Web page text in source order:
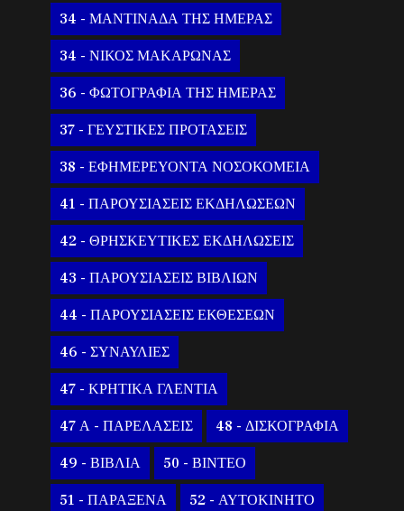
34 - ΜΑΝΤΙΝΑΔΑ ΤΗΣ ΗΜΕΡΑΣ
34 - ΝΙΚΟΣ ΜΑΚΑΡΩΝΑΣ
36 - ΦΩΤΟΓΡΑΦΙΑ ΤΗΣ ΗΜΕΡΑΣ
37 - ΓΕΥΣΤΙΚΕΣ ΠΡΟΤΑΣΕΙΣ
38 - ΕΦΗΜΕΡΕΥΟΝΤΑ ΝΟΣΟΚΟΜΕΙΑ
41 - ΠΑΡΟΥΣΙΑΣΕΙΣ ΕΚΔΗΛΩΣΕΩΝ
42 - ΘΡΗΣΚΕΥΤΙΚΕΣ ΕΚΔΗΛΩΣΕΙΣ
43 - ΠΑΡΟΥΣΙΑΣΕΙΣ ΒΙΒΛΙΩΝ
44 - ΠΑΡΟΥΣΙΑΣΕΙΣ ΕΚΘΕΣΕΩΝ
46 - ΣΥΝΑΥΛΙΕΣ
47 - ΚΡΗΤΙΚΑ ΓΛΕΝΤΙΑ
47 Α - ΠΑΡΕΛΑΣΕΙΣ 48 - ΔΙΣΚΟΓΡΑΦΙΑ
49 - ΒΙΒΛΙΑ 50 - ΒΙΝΤΕΟ
51 - ΠΑΡΑΞΕΝΑ 52 - ΑΥΤΟΚΙΝΗΤΟ